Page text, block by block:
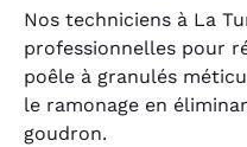
Nos techniciens à La
professionnelles pour
poêle à granulés
le ramonage en
goudron.